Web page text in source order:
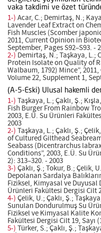
vaka takdimi ve özet
1-) Acar, C.; Demirtaş, N.;
Lavender Leaf Extract on
Fish Muscles (Scomber
2011, Current Opinion in
September, Pages S92–S93. -
2-) Demirtaş, N.; Taşkaya, L.;
Protein Isolate on Quality of
Walbaum, 1792) Mince”,
Volume 22, Supplement 1,
(A-5-Eski) Ulusal hakemli
1-) Taşkaya, L.; Çaklı, Ş.;
Fish Burger From Rainbow
2003, E.Ü. Su Ürünleri
2003
2-) Taşkaya, L.; Çaklı, Ş.;
of Cultured Gilthead
Seabass (Dicentrarchus
Conditions”, 2003, E.Ü. Su
2): 313–320. - 2003
3-) Çaklı, Ş.; Tokur, B.; Çelik,
Depolanan Sardalya
Fiziksel, Kimyasal ve Duyusal
Ürünleri Fakültesi Dergisi Cilt
4-) Çelik, U.; Çaklı, Ş.;
Sunulan Dondurulmuş Su
Fiziksel ve Kimyasal Kalite
Fakültesi Dergisi Cilt 19, Sayı
5-) Türker, S.; Çaklı, Ş.;